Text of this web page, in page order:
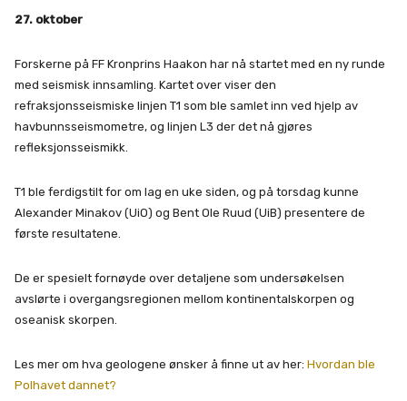
27. oktober
Forskerne på FF Kronprins Haakon har nå startet med en ny runde
med seismisk innsamling. Kartet over viser den
refraksjonsseismiske linjen T1 som ble samlet inn ved hjelp av
havbunnsseismometre, og linjen L3 der det nå gjøres
refleksjonsseismikk.
T1 ble ferdigstilt for om lag en uke siden, og på torsdag kunne
Alexander Minakov (UiO) og Bent Ole Ruud (UiB) presentere de
første resultatene.
De er spesielt fornøyde over detaljene som undersøkelsen
avslørte i overgangsregionen mellom kontinentalskorpen og
oseanisk skorpen.
Les mer om hva geologene ønsker å finne ut av her: Hvordan ble
Polhavet dannet?